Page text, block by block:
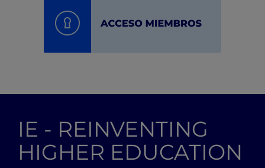
IE - REINVENTING
HIGHER EDUCATION